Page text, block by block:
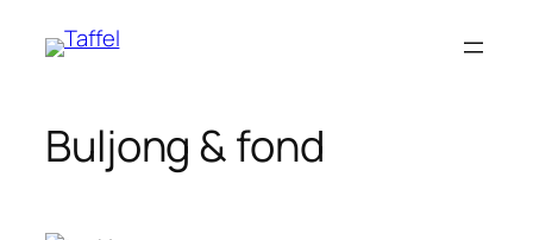
Hoppa
Buljong & fond